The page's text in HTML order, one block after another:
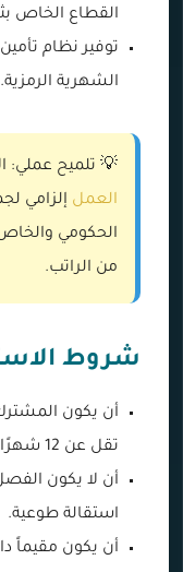
القطاع الخاص
توفير نظام
الشهرية الرمزية.
💡 تلميح عملي:
العمل إلزامي
الحكومي
من الراتب.
شروط
أن يكون
تقل عن 12 شهرًا متواصلة.
أن لا يكون
استقالة طوعية.
أن يكون مقيماً